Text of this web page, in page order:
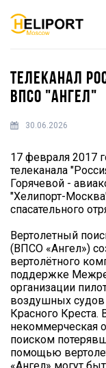
ТЕЛЕКАНАЛ
ВПСО "АНГЕЛ"
30.06.2026
17 февраля 2017
телеканала
Горячевой -
"Хелипорт-
спасательного
Вертолетный
(ВПСО «Ангел»)
вертолётного
поддержке
организации
воздушных
Красного
некоммерческая
поиском
помощью
«Ангел» могут